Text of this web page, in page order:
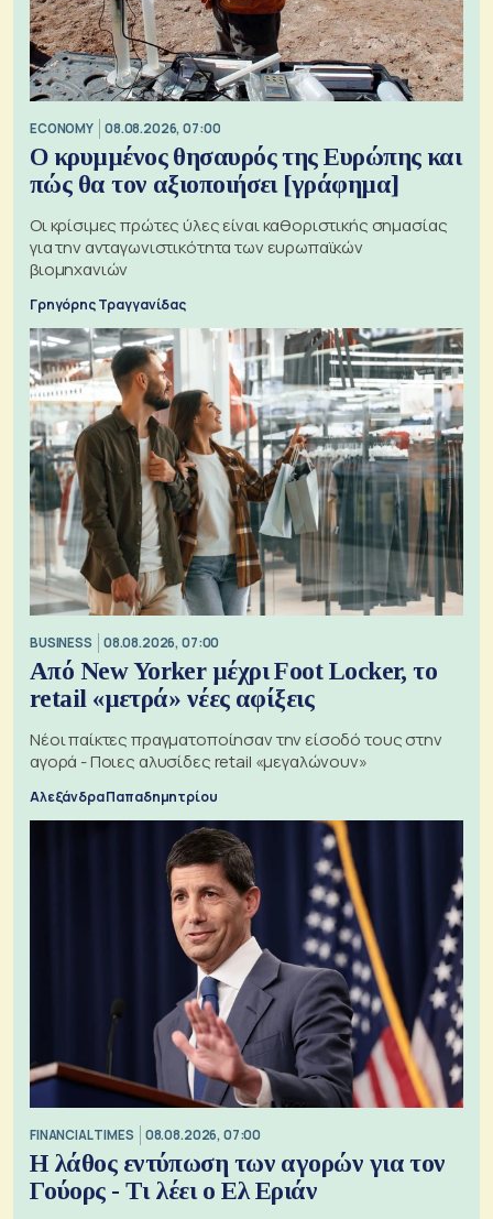
ECONOMY 08.08.2026, 07:00
Ο κρυμμένος θησαυρός της Ευρώπης και
πώς θα τον αξιοποιήσει [γράφημα]
Οι κρίσιμες πρώτες ύλες είναι καθοριστικής σημασίας
για την ανταγωνιστικότητα των ευρωπαϊκών
βιομηχανιών
Γρηγόρης Τραγγανίδας
BUSINESS 08.08.2026, 07:00
Από New Yorker μέχρι Foot Locker, το
retail «μετρά» νέες αφίξεις
Νέοι παίκτες πραγματοποίησαν την είσοδό τους στην
αγορά - Ποιες αλυσίδες retail «μεγαλώνουν»
Αλεξάνδρα Παπαδημητρίου
FINANCIAL TIMES 08.08.2026, 07:00
Η λάθος εντύπωση των αγορών για τον
Γούορς - Τι λέει ο Ελ Εριάν